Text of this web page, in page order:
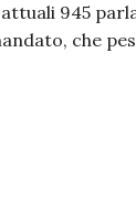
945
che